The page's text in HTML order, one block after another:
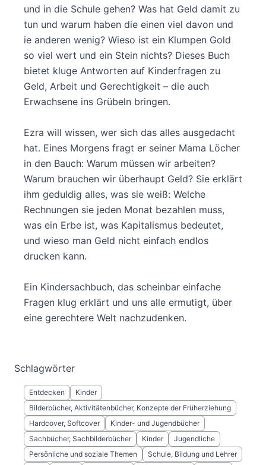
und in die Schule gehen? Was hat Geld damit zu
tun und warum haben die einen viel davon und
ie anderen wenig? Wieso ist ein Klumpen Gold
so viel wert und ein Stein nichts? Dieses Buch
bietet kluge Antworten auf Kinderfragen zu
Geld, Arbeit und Gerechtigkeit – die auch
Erwachsene ins Grübeln bringen.
Ezra will wissen, wer sich das alles ausgedacht
hat. Eines Morgens fragt er seiner Mama Löcher
in den Bauch: Warum müssen wir arbeiten?
Warum brauchen wir überhaupt Geld? Sie erklärt
ihm geduldig alles, was sie weiß: Welche
Rechnungen sie jeden Monat bezahlen muss,
was ein Erbe ist, was Kapitalismus bedeutet,
und wieso man Geld nicht einfach endlos
drucken kann.
Ein Kindersachbuch, das scheinbar einfache
Fragen klug erklärt und uns alle ermutigt, über
eine gerechtere Welt nachzudenken.
Schlagwörter
Entdecken
Kinder
Bilderbücher, Aktivitätenbücher, Konzepte der Früherziehung
Hardcover, Softcover
Kinder- und Jugendbücher
Sachbücher, Sachbilderbücher
Kinder
Jugendliche
Persönliche und soziale Themen
Schule, Bildung und Lehrer